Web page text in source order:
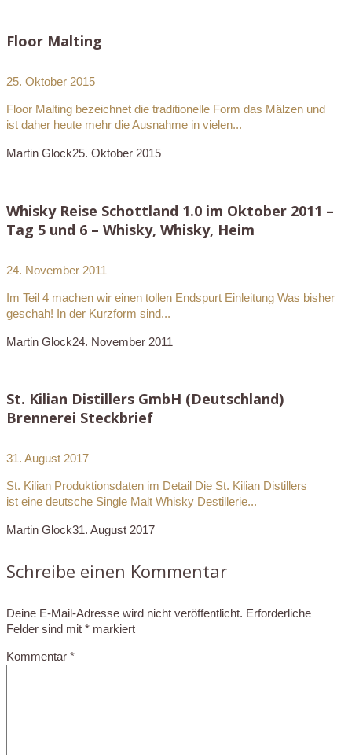
Floor Malting
25. Oktober 2015
Floor Malting bezeichnet die traditionelle Form das Mälzen und
ist daher heute mehr die Ausnahme in vielen...
Martin Glock25. Oktober 2015
Whisky Reise Schottland 1.0 im Oktober 2011 –
Tag 5 und 6 – Whisky, Whisky, Heim
24. November 2011
Im Teil 4 machen wir einen tollen Endspurt Einleitung Was bisher
geschah! In der Kurzform sind...
Martin Glock24. November 2011
St. Kilian Distillers GmbH (Deutschland)
Brennerei Steckbrief
31. August 2017
St. Kilian Produktionsdaten im Detail Die St. Kilian Distillers
ist eine deutsche Single Malt Whisky Destillerie...
Martin Glock31. August 2017
Schreibe einen Kommentar
Deine E-Mail-Adresse wird nicht veröffentlicht. Erforderliche
Felder sind mit * markiert
Kommentar *